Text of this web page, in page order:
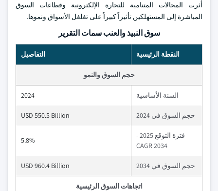
أثرت المجالات المتنامية للتجارة الإلكترونية وقطاعات السوق
المباشرة إلى المستهلكين تأثيراً كبيراً على تغلغل الأسواق ونموها.
سوق النبيذ والعنب سمات التقرير
النقطة الرئيسية التفاصيل
حجم السوق والنمو
السنة الأساسية 2024
حجم السوق في 2024 USD 550.5 Billion
فترة التوقع 2025 -
2034 CAGR
5.8%
حجم السوق في 2034 USD 960.4 Billion
اتجاهات السوق الرئيسية